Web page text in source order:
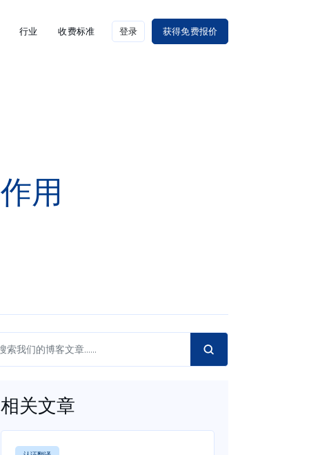
行业 收费标准 登录 获得免费报价
用
相关文章